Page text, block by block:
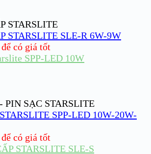
STARSLITE
STARSLITE SLE-R 6W-9W
có giá tốt
SẠC STARSLITE
SPP-LED 10W-20W-
có giá tốt